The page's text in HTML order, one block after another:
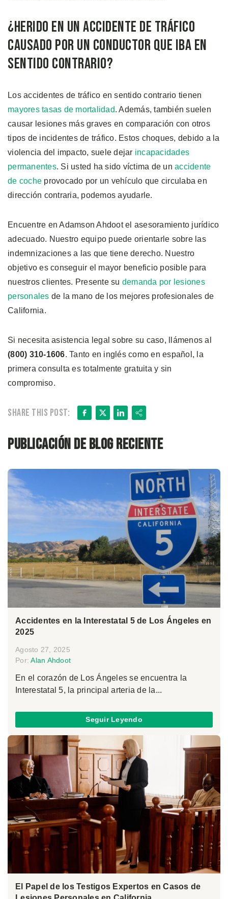
¿Herido en un Accidente de Tráfico
Causado por un Conductor que iba en
Sentido Contrario?
Los accidentes de tráfico en sentido contrario tienen
mayores tasas de mortalidad. Además, también suelen
causar lesiones más graves en comparación con otros
tipos de incidentes de tráfico. Estos choques, debido a la
violencia del impacto, suele dejar incapacidades
permanentes. Si usted ha sido víctima de un accidente
de coche provocado por un vehículo que circulaba en
dirección contraria, podemos ayudarle.
Encuentre en Adamson Ahdoot el asesoramiento jurídico
adecuado. Nuestro equipo puede orientarle sobre las
indemnizaciones a las que tiene derecho. Nuestro
objetivo es conseguir el mayor beneficio posible para
nuestros clientes. Presente su demanda por lesiones
personales de la mano de los mejores profesionales de
California.
Si necesita asistencia legal sobre su caso, llámenos al
(800) 310-1606. Tanto en inglés como en español, la
primera consulta es totalmente gratuita y sin
compromiso.
Share this post: Facebook
X LinkedIn
Share
Publicación de blog reciente
Accidentes en la Interestatal 5 de Los Ángeles en
2025
Agosto 27, 2025
Por:Alan Ahdoot
En el corazón de Los Ángeles se encuentra la
Interestatal 5, la principal arteria de la...
Seguir Leyendo
El Papel de los Testigos Expertos en Casos de